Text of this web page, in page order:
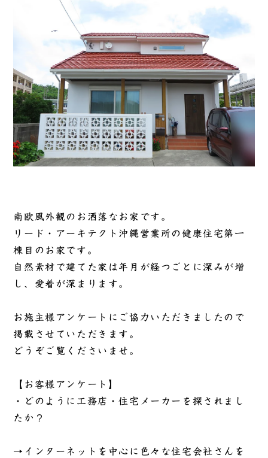
南欧風外観のお洒落なお家です。
リード・アーキテクト沖縄営業所の健康住宅第一
棟目のお家です。
自然素材で建てた家は年月が経つごとに深みが増
し、愛着が深まります。
お施主様アンケートにご協力いただきましたので
掲載させていただきます。
どうぞご覧くださいませ。
【お客様アンケート】
・どのように工務店・住宅メーカーを探されまし
たか？
→インターネットを中心に色々な住宅会社さんを